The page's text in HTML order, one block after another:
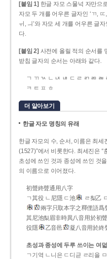
[붙임 1] 한글 자모 스물넉 자만으
자모 두 개를 어우른 글자인 ‘ㄲ, ㄸ
ㅟ, ㅢ’와 자모 세 개를 어우른 글자
다.
[붙임 2] 사전에 올릴 적의 순서를
받침 글자의 순서는 아래와 같다.
ㄱ ㄲ ㄳ ㄴ ㄵ ㄶ ㄷ ㄹ ㄺ ㄻ ㄼ
ㅋ ㅌ ㅍ ㅎ
더 알아보기
한글 자모 명칭의 유래
한글 자모의 수, 순서, 이름은 최
(1527)”에서 비롯한다. 최세진은
초성에 쓰인 것과 종성에 쓰인 것
의 이름으로 이어졌다.
初聲終聲通用八字
ㄱ其役 ㄴ尼隱 ㄷ池
ㄹ梨乙
兩字只取本字之釋俚語爲
其尼池梨眉非時異八音用於初聲
役隱
乙音邑 凝八音用於終
초성과 종성에 두루 쓰이는 여
ㄱ기역 ㄴ니은 ㄷ디귿 ㄹ리을